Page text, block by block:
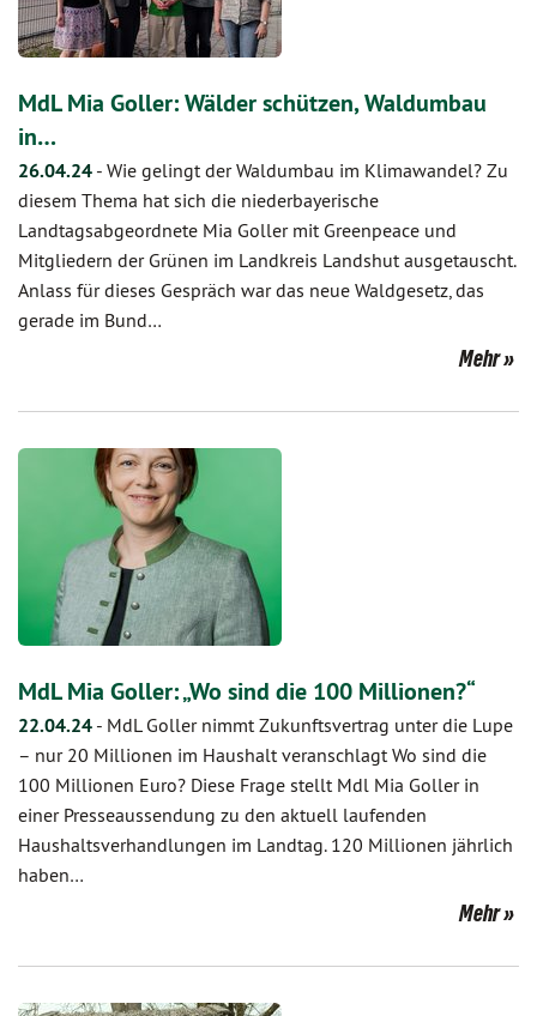
MdL Mia Goller: Wälder schützen, Waldumbau
in…
26.04.24 - Wie gelingt der Waldumbau im Klimawandel? Zu
diesem Thema hat sich die niederbayerische
Landtagsabgeordnete Mia Goller mit Greenpeace und
Mitgliedern der Grünen im Landkreis Landshut ausgetauscht.
Anlass für dieses Gespräch war das neue Waldgesetz, das
gerade im Bund…
Mehr
MdL Mia Goller: „Wo sind die 100 Millionen?“
22.04.24 - MdL Goller nimmt Zukunftsvertrag unter die Lupe
– nur 20 Millionen im Haushalt veranschlagt Wo sind die
100 Millionen Euro? Diese Frage stellt Mdl Mia Goller in
einer Presseaussendung zu den aktuell laufenden
Haushaltsverhandlungen im Landtag. 120 Millionen jährlich
haben…
Mehr